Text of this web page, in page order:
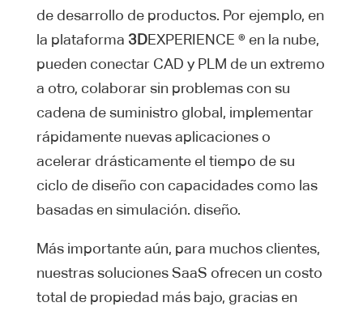
de desarrollo de productos. Por ejemplo, en
la plataforma 3DEXPERIENCE ® en la nube,
pueden conectar CAD y PLM de un extremo
a otro, colaborar sin problemas con su
cadena de suministro global, implementar
rápidamente nuevas aplicaciones o
acelerar drásticamente el tiempo de su
ciclo de diseño con capacidades como las
basadas en simulación. diseño.
Más importante aún, para muchos clientes,
nuestras soluciones SaaS ofrecen un costo
total de propiedad más bajo, gracias en